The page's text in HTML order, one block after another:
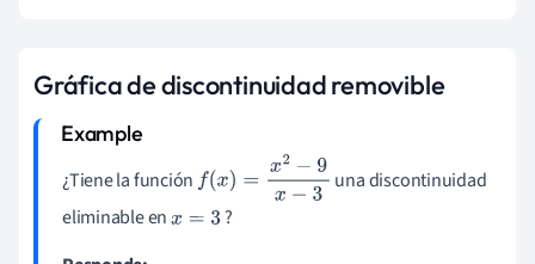
Gráfica de discontinuidad removible
¿Tiene la función f(x)=x 2− 9x−3
una discontinuidad
eliminable enx= 3
?